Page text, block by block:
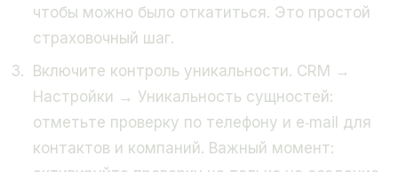
чтобы можно было откатиться. Это простой
страховочный шаг.
Включите контроль уникальности. CRM →
Настройки → Уникальность сущностей:
отметьте проверку по телефону и e‑mail для
контактов и компаний. Важный момент: